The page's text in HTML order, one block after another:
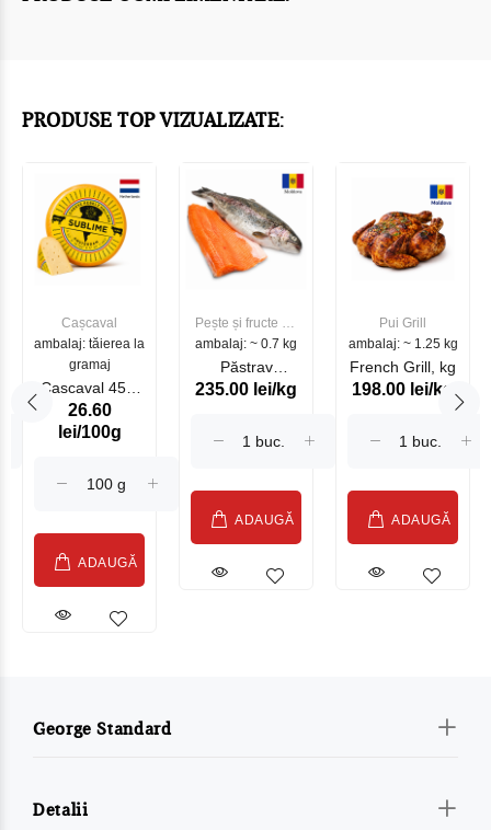
PRODUSE TOP VIZUALIZATE:
Cașcaval
ambalaj: tăierea la
gramaj
Cascaval 45%
Maasdam
Sublime Cow
26.60
lei/100g
ADAUGĂ
Pește și fructe de
mare
ambalaj: ~ 0.7 kg
Păstrav
Somonat
235.00 lei/kg
ADAUGĂ
Pui Grill
ambalaj: ~ 1.25 kg
French Grill, kg
198.00 lei/kg
ADAUGĂ
George Standard
Detalii